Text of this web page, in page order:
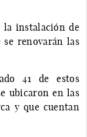
la instalación de
se renovarán las
41 de estos
ubicaron en las
y que cuentan